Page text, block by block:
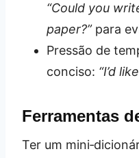
“Could you
paper?”para
Pressão de
conciso: “I’d
Ferramentas
Ter um